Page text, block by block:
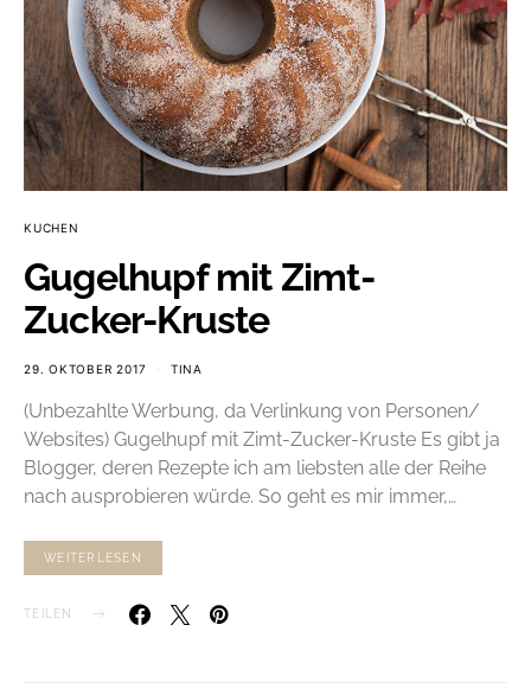
KUCHEN
Gugelhupf mit Zimt-
Zucker-Kruste
29. OKTOBER 2017 TINA
(Unbezahlte Werbung, da Verlinkung von Personen/
Websites) Gugelhupf mit Zimt-Zucker-Kruste Es gibt ja
Blogger, deren Rezepte ich am liebsten alle der Reihe
nach ausprobieren würde. So geht es mir immer,…
WEITERLESEN
TEILEN